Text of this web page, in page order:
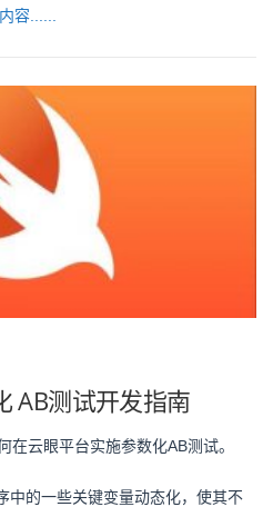
容......
AB测试开发指南
云眼平台实施参数化AB测试。
中的一些关键变量动态化，使其不